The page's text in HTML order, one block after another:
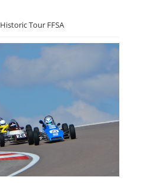
Historic Tour FFSA